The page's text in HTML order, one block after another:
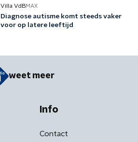
Villa VdBMAX
Diagnose autisme komt steeds vaker
voor op latere leeftijd
weet meer
Info
Contact